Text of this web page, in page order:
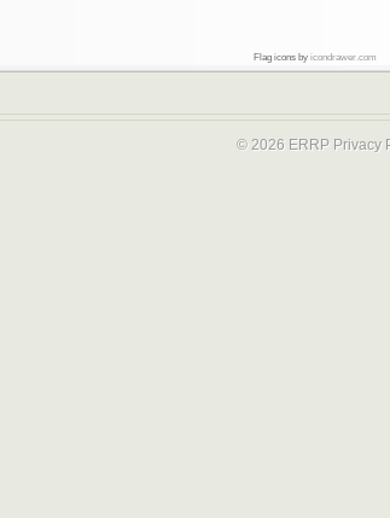
Flag icons by icondrawer.com
© 2026 ERRP Privacy